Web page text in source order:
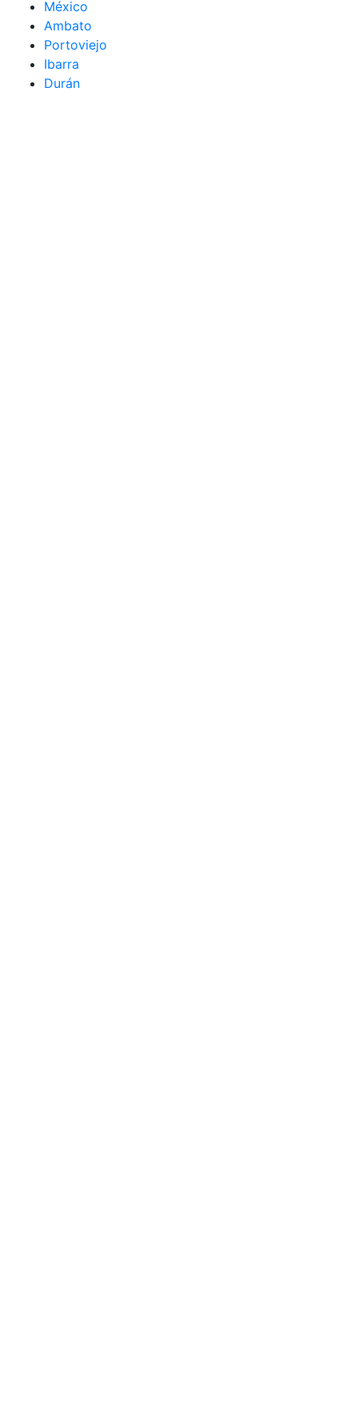
México
Ambato
Portoviejo
Ibarra
Durán